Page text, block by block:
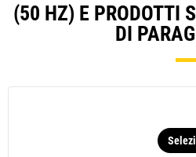
(50 HZ) E PRODOTTI
DI